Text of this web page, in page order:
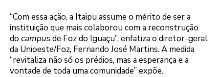
“Com essa ação, a Itaipu assume o mérito de ser a
instituição que mais colaborou com a reconstrução
do campusde Foz do Iguaçu”, enfatiza o diretor-geral
da Unioeste/Foz, Fernando José Martins. A medida
“revitaliza não só os prédios, mas a esperança e a
vontade de toda uma comunidade” expõe.